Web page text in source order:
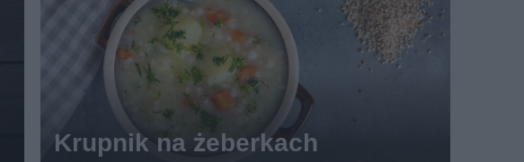
Krupnik na żeberkach